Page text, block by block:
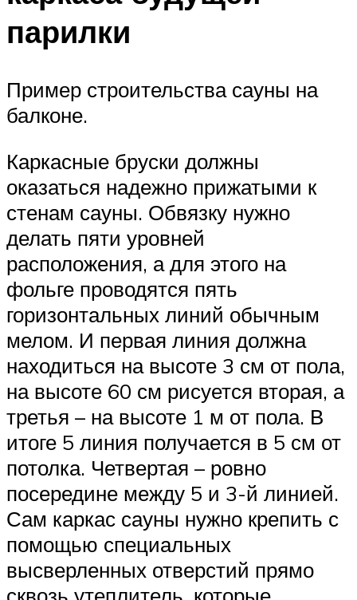
парилки
Пример строительства сауны на
балконе.
Каркасные бруски должны
оказаться надежно прижатыми к
стенам сауны. Обвязку нужно
делать пяти уровней
расположения, а для этого на
фольге проводятся пять
горизонтальных линий обычным
мелом. И первая линия должна
находиться на высоте 3 см от пола,
на высоте 60 см рисуется вторая, а
третья – на высоте 1 м от пола. В
итоге 5 линия получается в 5 см от
потолка. Четвертая – ровно
посередине между 5 и 3-й линией.
Сам каркас сауны нужно крепить с
помощью специальных
высверленных отверстий прямо